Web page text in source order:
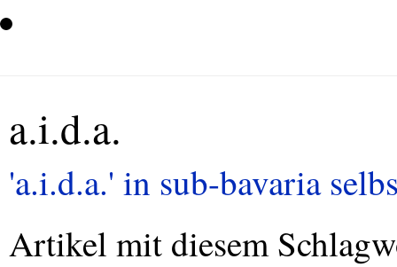
a.i.d.a.
'a.i.d.a.' in sub-bavaria
Artikel mit diesem